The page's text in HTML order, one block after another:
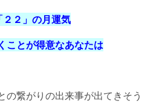
２」の月運気
ことが得意なあなたは
の繋がりの出来事が出てきそう